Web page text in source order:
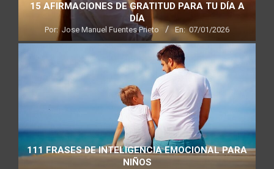
15 AFIRMACIONES DE GRATITUD PARA TU DÍA A
DÍA
Por: Jose Manuel Fuentes Prieto En: 07/01/2026
111 FRASES DE INTELIGENCIA EMOCIONAL PARA
NIÑOS